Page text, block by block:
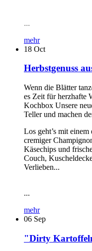
...
mehr
18 Oct
Herbstgenuss
Wenn die Blätter
es Zeit für herzhafte
Kochbox Unsere
Teller und machen
Los geht’s mit
cremiger
Käsechips und
Couch,
Verlieben...
...
mehr
06 Sep
"Dirty